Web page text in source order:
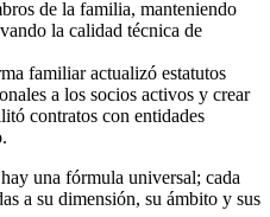
de la familia, manteniendo
la calidad técnica de
familiar actualizó estatutos
a los socios activos y crear
contratos con entidades
una fórmula universal; cada
a su dimensión, su ámbito y sus